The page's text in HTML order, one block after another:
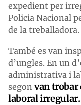
expedient per
Policia Nacional
de la treballadora.
També es van
d’ungles. En un
administrativa i
segonvan trobar
laboral